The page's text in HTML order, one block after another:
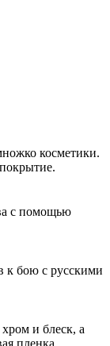
косметики.
с помощью
к бою с русскими
и блеск, а
пленка.